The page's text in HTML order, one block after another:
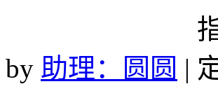
by 助理：圆圆 |